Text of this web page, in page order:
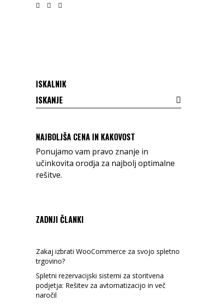
ISKALNIK
Search
for:
NAJBOLJŠA CENA IN KAKOVOST
Ponujamo vam pravo znanje in
učinkovita orodja za najbolj optimalne
rešitve.
ZADNJI ČLANKI
Zakaj izbrati WooCommerce za svojo spletno
trgovino?
Spletni rezervacijski sistemi za storitvena
podjetja: Rešitev za avtomatizacijo in več
naročil